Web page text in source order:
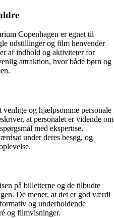
Copenhagen er egnet til
udstillinger og film henvender
af indhold og aktiviteter for
attraktion, hvor både børn og
venlige og hjælpsomme personale
at personalet er vidende om
med ekspertise.
under deres besøg, og
på billetterne og de tilbudte
De mener, at det er god værdi
og underholdende
og filmvisninger.